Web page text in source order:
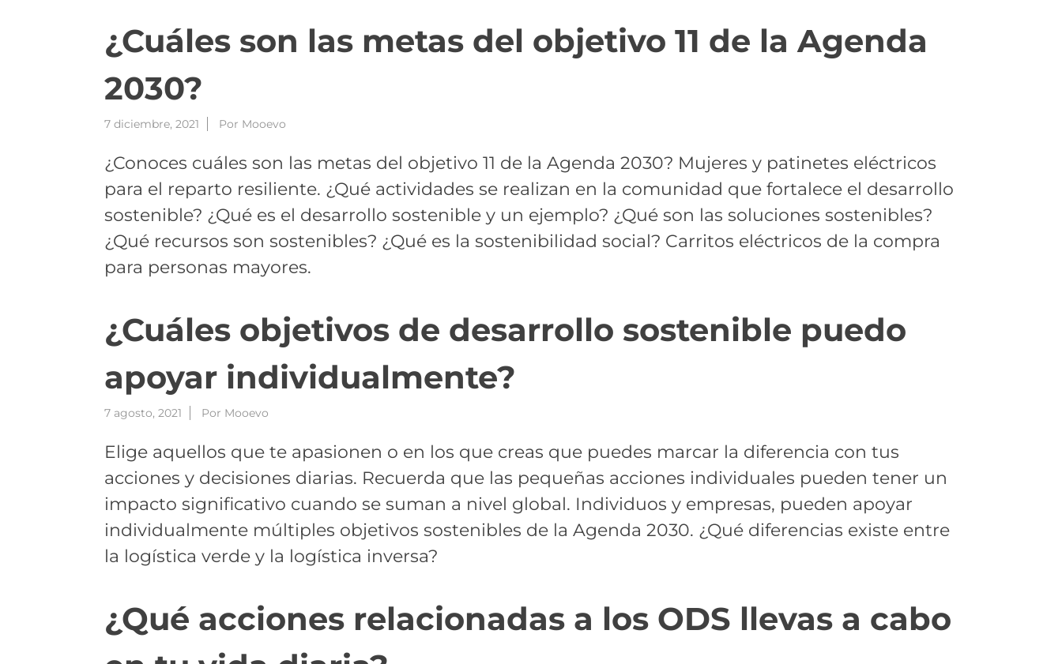
¿Cuáles son las metas del objetivo 11 de la Agenda
2030?
7 diciembre, 2021 Por Mooevo
¿Conoces cuáles son las metas del objetivo 11 de la Agenda 2030? Mujeres y patinetes eléctricos
para el reparto resiliente. ¿Qué actividades se realizan en la comunidad que fortalece el desarrollo
sostenible? ¿Qué es el desarrollo sostenible y un ejemplo? ¿Qué son las soluciones sostenibles?
¿Qué recursos son sostenibles? ¿Qué es la sostenibilidad social? Carritos eléctricos de la compra
para personas mayores.
¿Cuáles objetivos de desarrollo sostenible puedo
apoyar individualmente?
7 agosto, 2021 Por Mooevo
Elige aquellos que te apasionen o en los que creas que puedes marcar la diferencia con tus
acciones y decisiones diarias. Recuerda que las pequeñas acciones individuales pueden tener un
impacto significativo cuando se suman a nivel global. Individuos y empresas, pueden apoyar
individualmente múltiples objetivos sostenibles de la Agenda 2030. ¿Qué diferencias existe entre
la logística verde y la logística inversa?
¿Qué acciones relacionadas a los ODS llevas a cabo